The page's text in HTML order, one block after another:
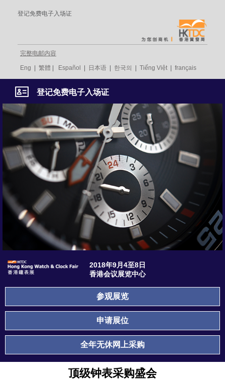
登记免费电子入场证
完整电邮内容
Eng 繁體 Español 日本语 한국의 Tiếng Việt français
登记免费电子入场证
2018年9月4至8日
香港会议展览中心
参观展览
申请展位
全年无休网上采购
顶级钟表采购盛会